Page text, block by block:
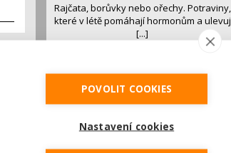
Rajčata, borůvky nebo ořechy. Potraviny,
které v létě pomáhají hormonům a ulevuj
[...]
luštěniny jsou práv...
POVOLIT COOKIES
Nastavení cookies